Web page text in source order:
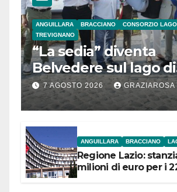
ANGUILLARA BRACCIANO
CONSORZIO
TREVIGNANO
“La sedia” diventa
Belvedere sul lago di
Bracciano: ieri
l’inaugurazione
7 AGOSTO 2026
ANGUILLARA BRACCIANO
Regione Lazio:
milioni di euro per i